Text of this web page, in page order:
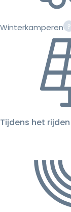
Winterkamperen
Tijdens het rijden